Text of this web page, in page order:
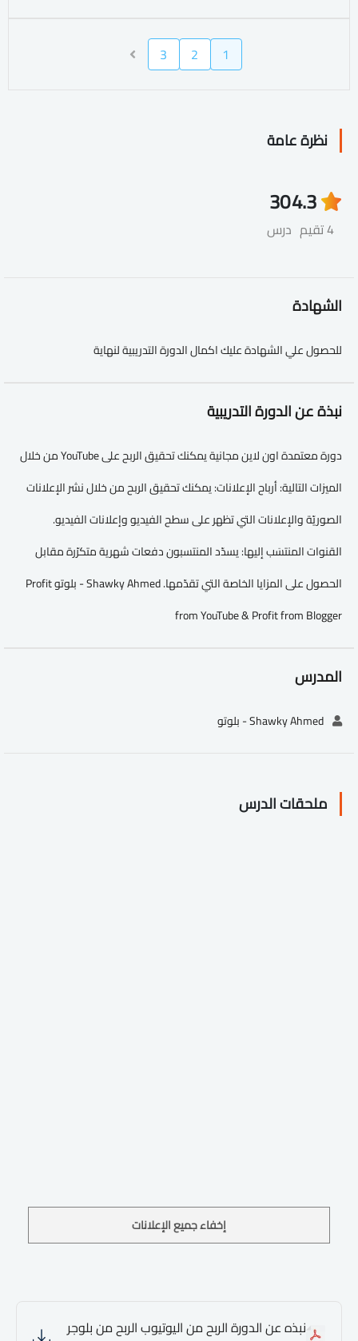
1
2
3
نظرة عامة
4.3
4 تقيم
30
درس
الشهادة
للحصول علي الشهادة عليك اكمال الدورة التدريبية لنهاية
نبذة عن الدورة التدريبية
دورة معتمدة اون لاين مجانية يمكنك تحقيق الربح على YouTube من خلال
الميزات التالية: أرباح الإعلانات: يمكنك تحقيق الربح من خلال نشر الإعلانات
الصوريّة والإعلانات التي تظهر على سطح الفيديو وإعلانات الفيديو.
القنوات المنتسَب إليها: يسدّد المنتسبون دفعات شهرية متكرّرة مقابل
الحصول على المزايا الخاصة التي تقدّمها. Shawky Ahmed - بلوتو Profit
from YouTube & Profit from Blogger
المدرس
ملحقات الدرس
إخفاء جميع الإعلانات
نبذه عن الدورة الربح من اليوتيوب الربح من بلوجر